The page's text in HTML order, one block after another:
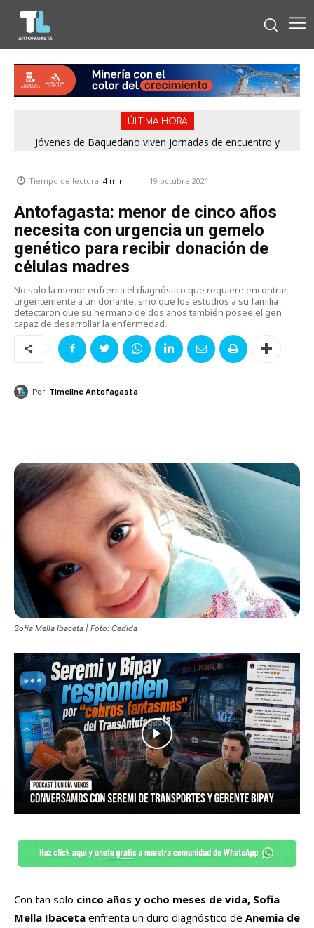
ÚLTIMA HORA
Jóvenes de Baquedano viven jornadas de encuentro y
Tiempo de lectura: 4min. 19 octubre 2021
Antofagasta: menor de cinco años
necesita con urgencia un gemelo
genético para recibir donación de
células madres
No solo la menor enfrenta el diagnóstico que requiere encontrar
urgentemente a un donante, sino que los estudios a su familia
detectaron que su hermano de dos años también posee el gen
capaz de desarrollar la enfermedad.
Por Timeline Antofagasta
Sofía Mella Ibaceta | Foto: Cedida
Con tan solo cinco años y ocho meses de vida, Sofia
Mella Ibaceta enfrenta un duro diagnóstico de Anemia de